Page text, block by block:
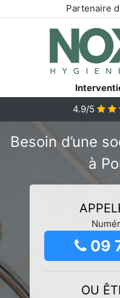
Partenaire
4.9/5
Besoin d’une
à
09
OU